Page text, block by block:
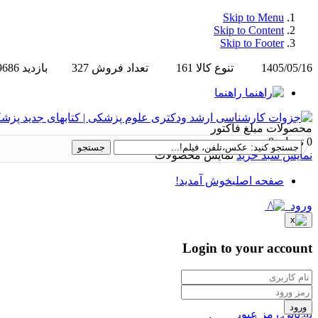
Skip to Menu
Skip to Content
Skip to Footer
1405/05/16 تنوع کالا 161 تعداد فروش 327 بازدید
راهنما
محصولات مبلغ فاکتور
0 تومان
0
نمایش سبد خرید نمایش محصولات
صفحه اصلیخوش آمدید!
ورود
Login to your account
ورود
بازیابی رمز عبور